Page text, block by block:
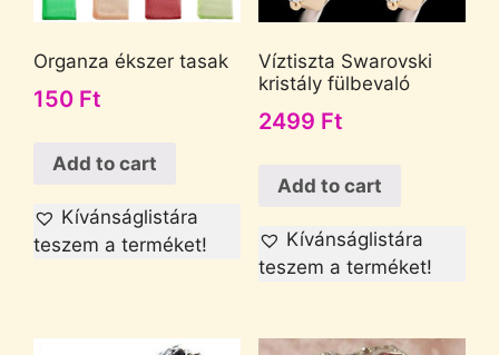
Organza ékszer tasak
150 Ft
Add to cart
Kívánságlistára
teszem a terméket!
Víztiszta Swarovski
kristály fülbevaló
2499 Ft
Add to cart
Kívánságlistára
teszem a terméket!